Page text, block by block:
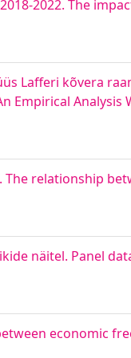
2022. The
Lafferi kõvera
Empirical
relationship
näitel. Panel
economic